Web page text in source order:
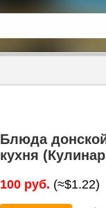
Блюда
кухня
100 руб. (≈$1.22)